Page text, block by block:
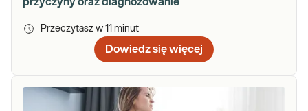
przyczyny oraz diagnozowanie
Przeczytasz w 11 minut
Dowiedz się więcej